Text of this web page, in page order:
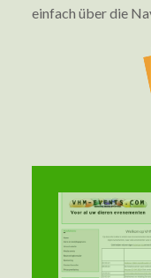
einfach über die